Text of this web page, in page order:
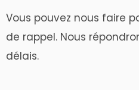
Vous pouvez nous faire
de rappel. Nous
délais.